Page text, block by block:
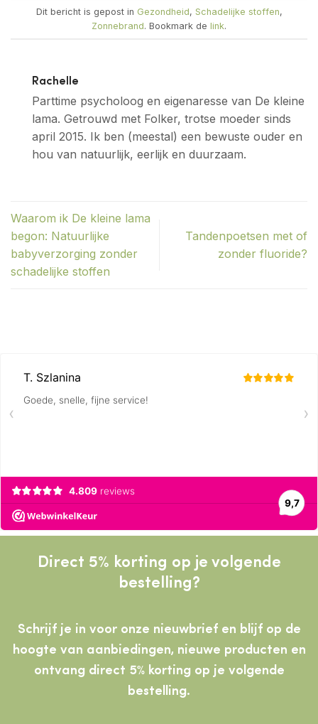
Dit bericht is gepost in Gezondheid, Schadelijke stoffen,
Zonnebrand. Bookmark de link.
Rachelle
Parttime psycholoog en eigenaresse van De kleine
lama. Getrouwd met Folker, trotse moeder sinds
april 2015. Ik ben (meestal) een bewuste ouder en
hou van natuurlijk, eerlijk en duurzaam.
Waarom ik De kleine lama
begon: Natuurlijke
babyverzorging zonder
schadelijke stoffen
Tandenpoetsen met of
zonder fluoride?
Direct 5% korting op je volgende
bestelling?
Schrijf je in voor onze nieuwbrief en blijf op de
hoogte van aanbiedingen, nieuwe producten en
ontvang direct 5% korting op je volgende
bestelling.